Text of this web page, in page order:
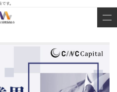
す。